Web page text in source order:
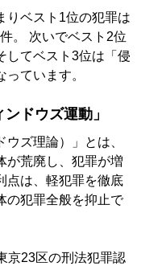
ベスト1位の犯罪は
。 次いでベスト2位
してベスト3位は「侵
ています。
ドウズ運動」
ズ理論）」とは、
が荒廃し、犯罪が増
点は、軽犯罪を徹底
の犯罪全般を抑止で
京23区の刑法犯罪認